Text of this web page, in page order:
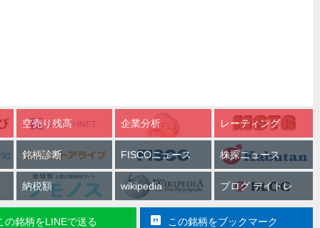
空売り残高 企業分析 レーティング
銘柄診断 FISCOニュース 株探ニュース
納税額 wikipedia ブログ デイトレ
の銘柄をLINEで送る この銘柄をブックマーク